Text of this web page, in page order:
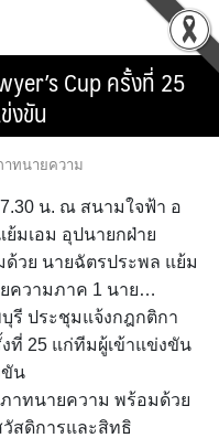
Cup ครั้งที่ 25
งขัน
าทนายความ
น. ณ สนามใจฟ้า อ
มเอม อุปนายกฝ่าย
วย นายฉัตรประพล แย้ม
ความภาค 1 นาย…
รี ประชุมแจ้งกฎกติกา
ที่ 25 แก่ทีมผู้เข้าแข่งขัน
ขัน
าทนายความ พร้อมด้วย
สดิการและสิทธิ